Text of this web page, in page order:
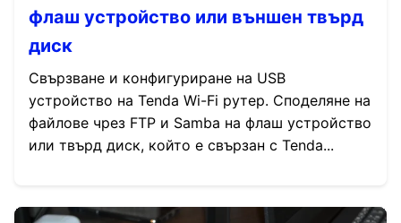
флаш устройство или външен твърд
диск
Свързване и конфигуриране на USB
устройство на Tenda Wi-Fi рутер. Споделяне на
файлове чрез FTP и Samba на флаш устройство
или твърд диск, който е свързан с Tenda...